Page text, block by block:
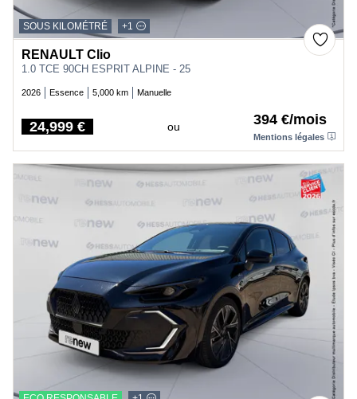
SOUS KILOMÉTRÉ +1
RENAULT Clio
1.0 TCE 90CH ESPRIT ALPINE - 25
2026 Essence 5,000 km Manuelle
Price
24,999 € ou 394 €/mois
Mentions légales